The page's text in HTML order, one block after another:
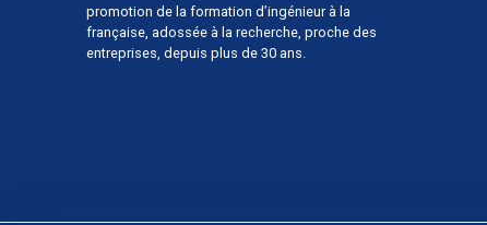
promotion de la formation d’ingénieur à la
française, adossée à la recherche, proche des
entreprises, depuis plus de 30 ans.